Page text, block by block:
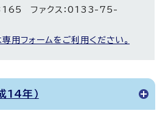
ファクス：0133-75-
用フォームをご利用ください。
14年）